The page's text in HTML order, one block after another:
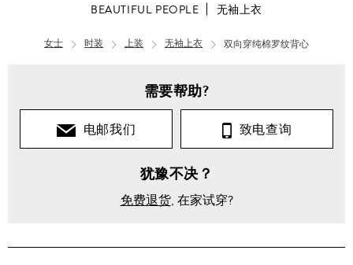
BEAUTIFUL PEOPLE 无袖上衣
女士 时装 上装 无袖上衣 双向穿纯棉罗纹背心
需要帮助?
电邮我们 致电查询
犹豫不决？
免费退货, 在家试穿?